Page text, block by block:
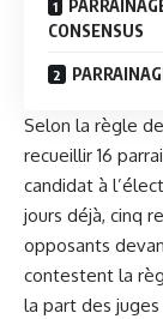
CONSENSUS
Selon la règle
recueillir 16
candidat à
jours déjà, cinq
opposants
contestent la
la part des